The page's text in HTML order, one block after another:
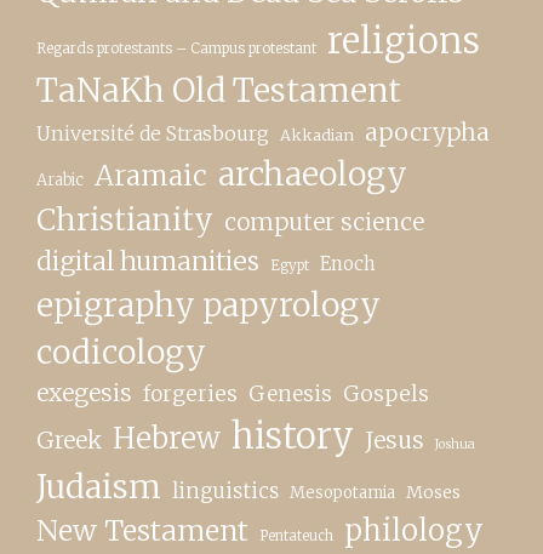
Regards protestants – Campus protestant religions
TaNaKh Old Testament
Université de Strasbourg Akkadian apocrypha
Arabic Aramaic archaeology
Christianity computer science
digital humanities Egypt Enoch
epigraphy papyrology
codicology
exegesis forgeries Genesis Gospels
Greek Hebrew history Jesus Joshua
Judaism linguistics Mesopotamia Moses
New Testament Pentateuch philology